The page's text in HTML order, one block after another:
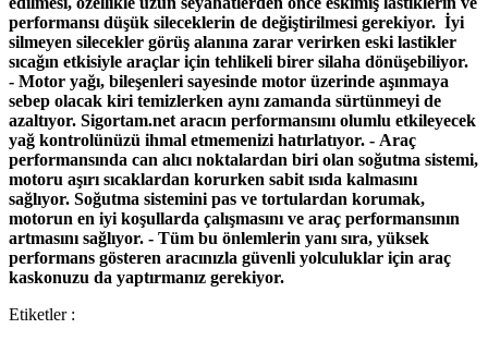
performansı düşük sileceklerin de değiştirilmesi gerekiyor. İyi
silmeyen silecekler görüş alanına zarar verirken eski lastikler
sıcağın etkisiyle araçlar için tehlikeli birer silaha dönüşebiliyor.
- Motor yağı, bileşenleri sayesinde motor üzerinde aşınmaya
sebep olacak kiri temizlerken aynı zamanda sürtünmeyi de
azaltıyor. Sigortam.net aracın performansını olumlu etkileyecek
yağ kontrolünüzü ihmal etmemenizi hatırlatıyor. - Araç
performansında can alıcı noktalardan biri olan soğutma sistemi,
motoru aşırı sıcaklardan korurken sabit ısıda kalmasını
sağlıyor. Soğutma sistemini pas ve tortulardan korumak,
motorun en iyi koşullarda çalışmasını ve araç performansının
artmasını sağlıyor. - Tüm bu önlemlerin yanı sıra, yüksek
performans gösteren aracınızla güvenli yolculuklar için araç
kaskonuzu da yaptırmanız gerekiyor.
Etiketler :